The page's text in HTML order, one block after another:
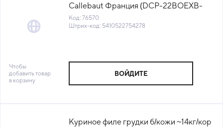
Callebaut Франция (DCP-22BOEXB-
RT-89B) (НМ) (КОД 76570) (+18°С)
Код: 76570
Штрих-код: 5410522754278
Чтобы
добавить товар
в корзину
ВОЙДИТЕ
Куриное филе грудки б/кожи ~14кг/кор